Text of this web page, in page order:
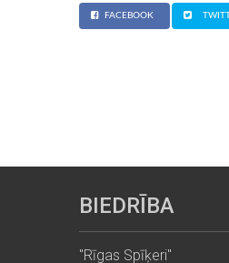
FACEBOOK
BIEDRĪBA
"Rīgas Spīķeri"